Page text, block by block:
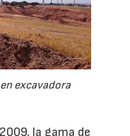
excavadora
la gama de